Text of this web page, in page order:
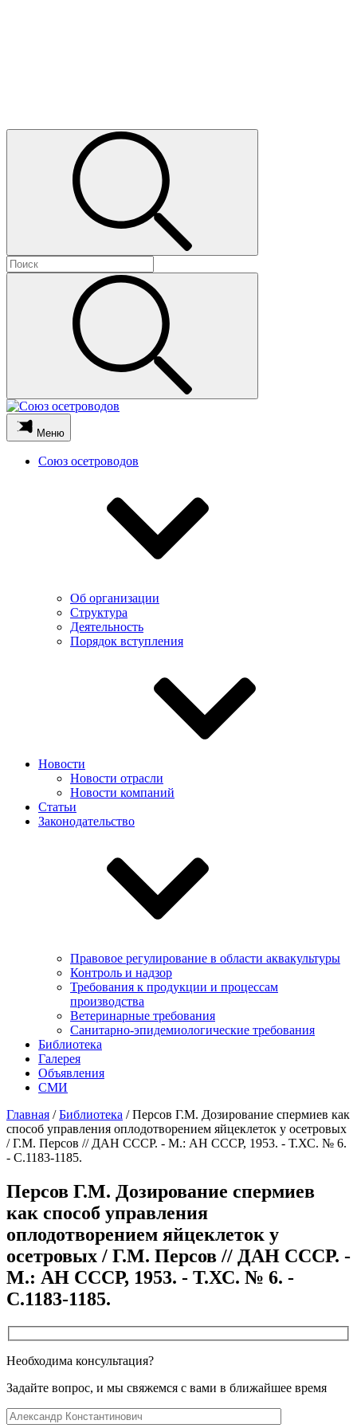
Меню
Союз осетроводов
Об организации
Структура
Деятельность
Порядок вступления
Новости
Новости отрасли
Новости компаний
Статьи
Законодательство
Правовое регулирование в области аквакультуры
Контроль и надзор
Требования к продукции и процессам
производства
Ветеринарные требования
Санитарно-эпидемиологические требования
Библиотека
Галерея
Объявления
СМИ
Главная /Библиотека /Персов Г.М. Дозирование спермиев как
способ управления оплодотворением яйцеклеток у осетровых
/ Г.М. Персов // ДАН СССР. - М.: АН СССР, 1953. - Т.ХС. № 6.
- С.1183-1185.
Персов Г.М. Дозирование спермиев
как способ управления
оплодотворением яйцеклеток у
осетровых / Г.М. Персов // ДАН СССР. -
М.: АН СССР, 1953. - Т.ХС. № 6. -
С.1183-1185.
Необходима консультация?
Задайте вопрос, и мы свяжемся с вами в ближайшее время